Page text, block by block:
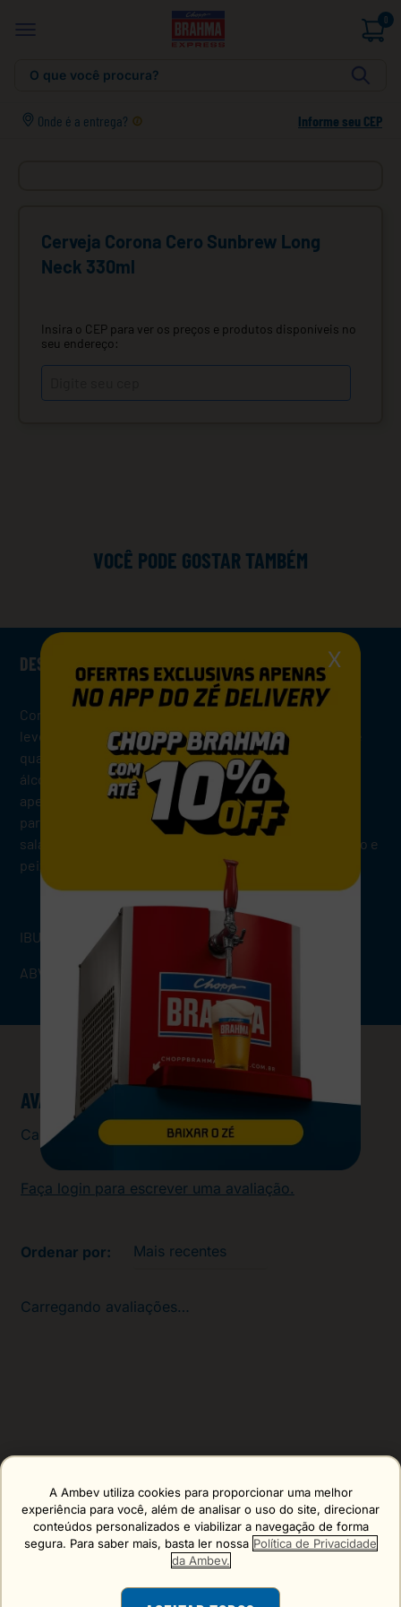
X
0
O que você procura?
Onde é a entrega? Informe seu CEP
Cerveja Corona Cero Sunbrew Long
Neck 330ml
Insira o CEP para ver os preços e produtos disponíveis no
seu endereço:
VOCÊ PODE GOSTAR TAMBÉM
DESCRIÇÃO
Corona Cero Sunbrew é uma American Lager, de sabor
leve e muito refrescante, feita com o mesmo cuidado e
qualidade da clássica Corona. É a primeira cerveja sem
álcool com adição de vitamina D do mundo e contém
apenas 48 calorias por long neck. É uma ótima escolha
para se harmonizar com pratos leves e frescos como
saladas de frutos do mar, ostras, camarão ao alho e óleo e
peixe grelhado.
IBU: 15
ABV: 0%
AVALIAÇÕES
Carregando…
Faça login para escrever uma avaliação.
Mais recentes
Carregando avaliações…
Erro carregando o formulário, tente de novo mais tarde!
A Ambev utiliza cookies para proporcionar uma melhor
experiência para você, além de analisar o uso do site, direcionar
conteúdos personalizados e viabilizar a navegação de forma
segura. Para saber mais, basta ler nossa Política de Privacidade
da Ambev.